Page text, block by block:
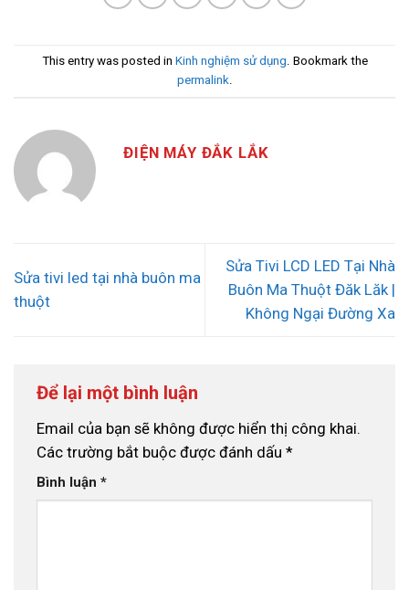
This entry was posted in Kinh nghiệm sử dụng. Bookmark the
permalink.
ĐIỆN MÁY ĐẮK LẮK
Sửa tivi led tại nhà buôn ma
thuột
Sửa Tivi LCD LED Tại Nhà
Buôn Ma Thuột Đăk Lăk |
Không Ngại Đường Xa
Để lại một bình luận
Email của bạn sẽ không được hiển thị công khai.
Các trường bắt buộc được đánh dấu *
Bình luận *